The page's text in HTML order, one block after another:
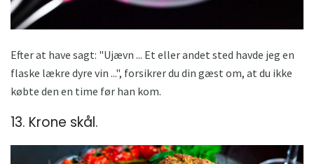
Efter at have sagt: "Ujævn ... Et eller andet sted havde jeg en
flaske lækre dyre vin ...", forsikrer du din gæst om, at du ikke
købte den en time før han kom.
13. Krone skål.